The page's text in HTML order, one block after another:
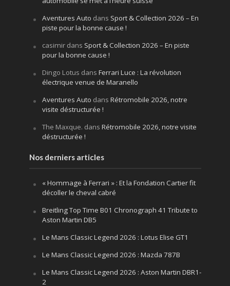
Aventures Auto dans Sport & Collection 2026 – En
piste pour la bonne cause !
casimirdans Sport & Collection 2026 – En piste
pour la bonne cause !
Dingo Lotus dans Ferrari Luce : La révolution
électrique venue de Maranello
Aventures Auto dans Rétromobile 2026, notre
visite déstructurée !
The Maxque. dans Rétromobile 2026, notre visite
déstructurée !
Nos derniers articles
« Hommage à Ferrari » : Et la Fondation Cartier fit
décoller le cheval cabré
Breitling Top Time B01 Chronograph 41 Tribute to
Aston Martin DB5
Le Mans Classic Legend 2026 : Lotus Elise GT1
Le Mans Classic Legend 2026 : Mazda 787B
Le Mans Classic Legend 2026 : Aston Martin DBR1-
2